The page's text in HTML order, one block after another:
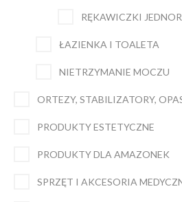
RĘKAWICZKI
ŁAZIENKA I TOALETA
NIETRZYMANIE MOCZU
ORTEZY, STABILIZATORY,
PRODUKTY ESTETYCZNE
PRODUKTY DLA AMAZONEK
SPRZĘT I AKCESORIA